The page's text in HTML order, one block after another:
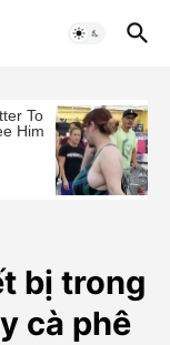
bị trong
cà phê